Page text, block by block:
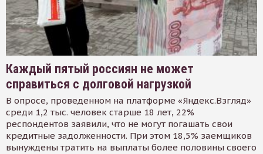
Каждый пятый россиян не может
справиться с долговой нагрузкой
В опросе, проведенном на платформе «Яндекс.Взгляд»
среди 1,2 тыс. человек старше 18 лет, 22%
респондентов заявили, что не могут погашать свои
кредитные задолженности. При этом 18,5% заемщиков
вынуждены тратить на выплаты более половины своего